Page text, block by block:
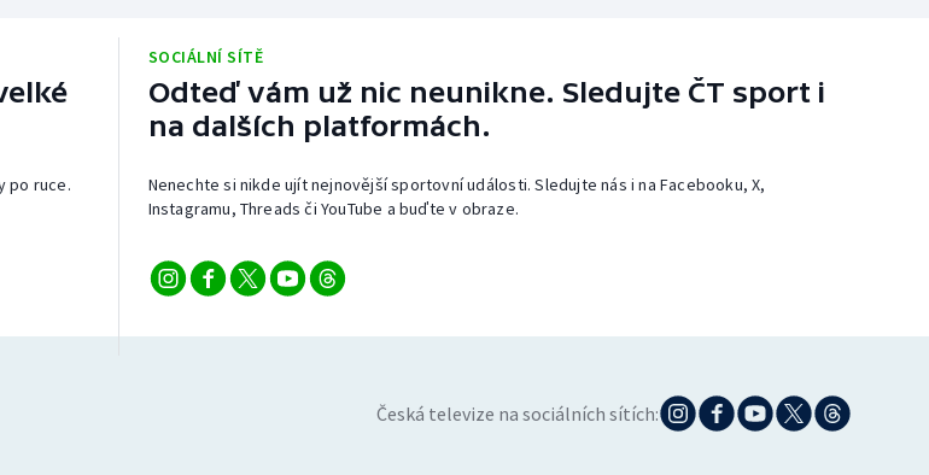
po ruce.
SOCIÁLNÍ SÍTĚ
Odteď vám už nic neunikne. Sledujte ČT sport i
na dalších platformách.
Nenechte si nikde ujít nejnovější sportovní události. Sledujte nás i na Facebooku, X,
Instagramu, Threads či YouTube a buďte v obraze.
Česká televize na sociálních sítích: